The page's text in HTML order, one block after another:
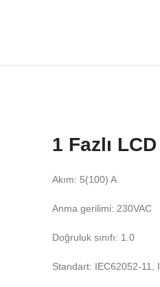
1 Fazlı
Akım: 5(100) A
Anma gerilimi: 230VAC
Doğruluk sınıfı: 1.0
Standart: IEC62052-11,